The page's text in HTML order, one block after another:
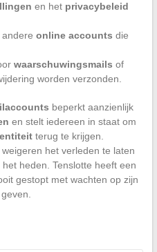
en het privacybeleid
online accounts die
waarschuwingsmails of
worden verzonden.
beperkt aanzienlijk
en stelt iedereen in staat om
terug te krijgen.
het verleden te laten
heden. Tenslotte heeft een
gestopt met wachten op zijn